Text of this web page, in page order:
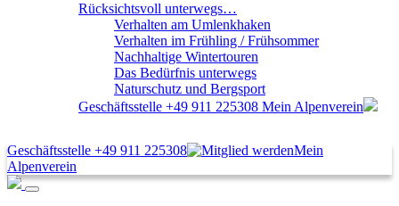
Rücksichtsvoll unterwegs…
Verhalten am Umlenkhaken
Verhalten im Frühling / Frühsommer
Nachhaltige Wintertouren
Das Bedürfnis unterwegs
Naturschutz und Bergsport
Geschäftsstelle +49 911 225308 Mein Alpenverein
Geschäftsstelle +49 911 225308
Mein
Alpenverein